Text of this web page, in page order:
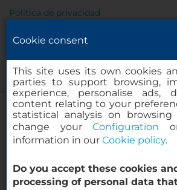
NH Collection Salamanca
Castellanos
Política de privacidad
© 2000-2026 MINOR HOTELS EUROPE &
Cookie consent
This site uses its own cookies
parties to support browsing,
experience, personalise ads,
content relating to your
statistical analysis on browsing
change yourConfiguration
information in our Cookie policy.
Do you accept these cookies
processing of personal data